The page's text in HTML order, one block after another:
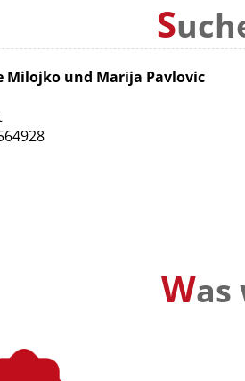
S
Milojko und Marija Pavlovic
Was